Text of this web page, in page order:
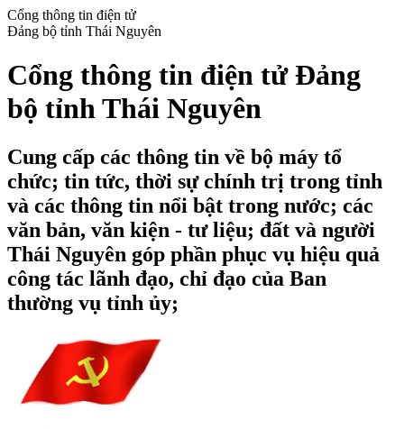
Cổng thông tin điện tử
Đảng bộ tỉnh Thái Nguyên
Cổng thông tin điện tử Đảng
bộ tỉnh Thái Nguyên
Cung cấp các thông tin về bộ máy tổ
chức; tin tức, thời sự chính trị trong tỉnh
và các thông tin nổi bật trong nước; các
văn bản, văn kiện - tư liệu; đất và người
Thái Nguyên góp phần phục vụ hiệu quả
công tác lãnh đạo, chỉ đạo của Ban
thường vụ tỉnh ủy;